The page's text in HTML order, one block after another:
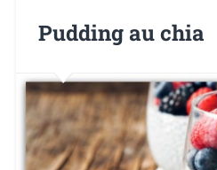
Pudding au chia